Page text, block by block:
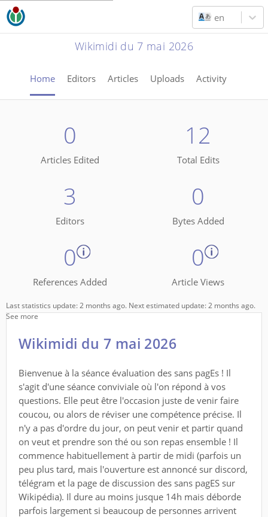
en
Wikimidi du 7 mai 2026
Home Editors Articles Uploads Activity
0
Articles Edited
12
Total Edits
3
Editors
0
Bytes Added
0
References Added
0
Article Views
Last statistics update: 2 months ago. Next estimated update: 2 months ago.
See more
Wikimidi du 7 mai 2026
Bienvenue à la séance évaluation des sans pagEs ! Il
s'agit d'une séance conviviale où l'on répond à vos
questions. Elle peut être l'occasion juste de venir faire
coucou, ou alors de réviser une compétence précise. Il
n'y a pas d'ordre du jour, on peut venir et partir quand
on veut et prendre son thé ou son repas ensemble ! Il
commence habituellement à partir de midi (parfois un
peu plus tard, mais l'ouverture est annoncé sur discord,
télégram et la page de discussion des sans pagES sur
Wikipédia). Il dure au moins jusque 14h mais déborde
parfois largement si beaucoup de personnes arrivent